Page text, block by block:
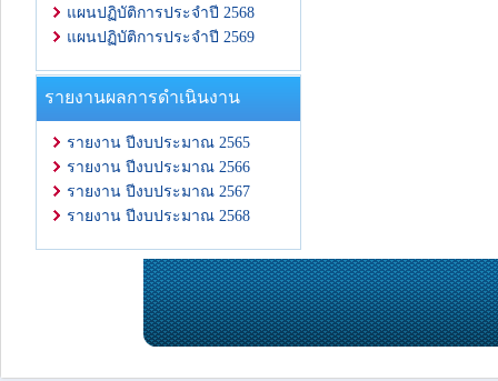
แผนปฏิบัติการประจำปี 2568
แผนปฏิบัติการประจำปี 2569
รายงานผลการดำเนินงาน
รายงาน ปีงบประมาณ 2565
รายงาน ปีงบประมาณ 2566
รายงาน ปีงบประมาณ 2567
รายงาน ปีงบประมาณ 2568